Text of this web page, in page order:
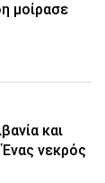
μοίρασε
και
νεκρός